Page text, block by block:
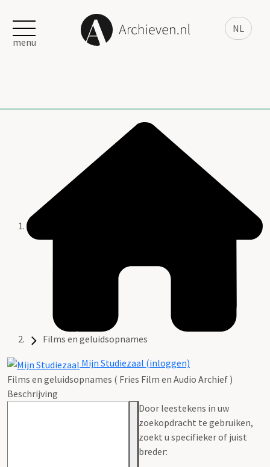
NL
menu
Films en geluidsopnames
Mijn Studiezaal (inloggen)
Films en geluidsopnames ( Fries Film en Audio Archief )
Beschrijving
Door leestekens in uw
zoekopdracht te gebruiken,
zoekt u specifieker of juist
breder: